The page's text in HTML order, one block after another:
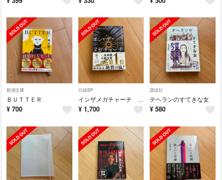
新潮文庫
ＢＵＴＴＥＲ
¥ 700
日経BP
インザメガチャーチ 朝井リョウ
¥ 1,700
講談社
テヘランのすてきな女
¥ 580